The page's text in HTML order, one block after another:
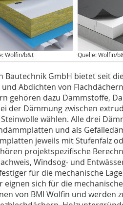
Wolfin/b&t Quelle: Wolfin/
Bautechnik GmbH bietet seit
Abdichten von
gehören dazu Dämmstoffe,
der Dämmung zwischen
Steinwolle wählen. Alle drei
und als
jeweils mit Stufenfalz
projektspezifische
Windsog- und
für die mechanische
eignen sich für die
von BMI Wolfin und werden